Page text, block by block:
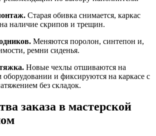
Старая обивка снимается, каркас
наличие скрипов и трещин.
Меняются поролон, синтепон и,
ремни сиденья.
Новые чехлы отшиваются на
оборудовании и фиксируются на каркасе с
без складок.
заказа в мастерской